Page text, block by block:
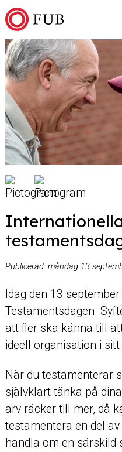
Hoppa till innehåll
Sök
efter
Publicerad: måndag 13
Idag den 13
Testamentsdagen.
att fler ska känna till
ideell organisation i
När du testamenterar
självklart tänka på
arv räcker till mer, då
testamentera en del
handla om en särskild